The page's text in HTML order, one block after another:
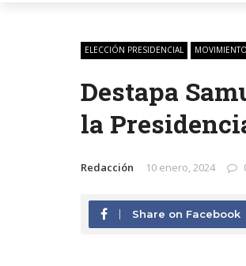
ELECCIÓN PRESIDENCIAL
Destapa
la
Redacción 10 enero, 2024
Share on Facebook